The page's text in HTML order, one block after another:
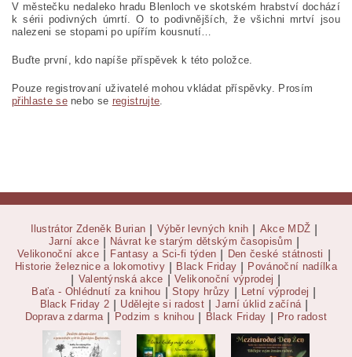
V městečku nedaleko hradu Blenloch ve skotském hrabství dochází
k sérii podivných úmrtí. O to podivnějších, že všichni mrtví jsou
nalezeni se stopami po upířím kousnutí…
Buďte první, kdo napíše příspěvek k této položce.
Pouze registrovaní uživatelé mohou vkládat příspěvky. Prosím
přihlaste senebo se registrujte.
Ilustrátor Zdeněk Burian Výběr levných knih Akce MDŽ
Jarní akce Návrat ke starým dětským časopisům
Velikonoční akce Fantasy a Sci-fi týden Den české státnosti
Historie železnice a lokomotivy Black Friday Povánoční nadílka
Valentýnská akce Velikonoční výprodej
Baťa - Ohlédnutí za knihou Stopy hrůzy Letní výprodej
Black Friday 2 Udělejte si radost Jarní úklid začíná
Doprava zdarma Podzim s knihou Black Friday Pro radost